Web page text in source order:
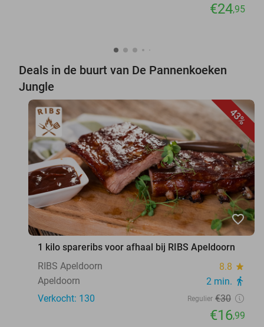
€24,95
Deals in de buurt van De Pannenkoeken
Jungle
43%
favorite_border
1 kilo spareribs voor afhaal bij RIBS Apeldoorn
RIBS Apeldoorn
8.8 star
Apeldoorn 2 min. directions_walk
Verkocht: 130 Regulier €30
€16,99